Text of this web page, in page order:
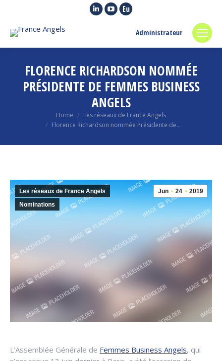
Linkedin
in
window
YouTube
in
window
Euroquity
opens
in
window
Administrateur
FLORENCE RICHARDSON NOMMÉE
PRÉSIDENTE DE FEMMES BUSINESS
ANGELS
Home
Les réseaux de France Angels
Florence Richardson nommée Présidente de…
Jun 24 2019
Les réseaux de France Angels
Nominations
L’Assemblée Générale de Femmes Business Angels, qui